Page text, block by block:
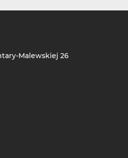
Malewskiej 26